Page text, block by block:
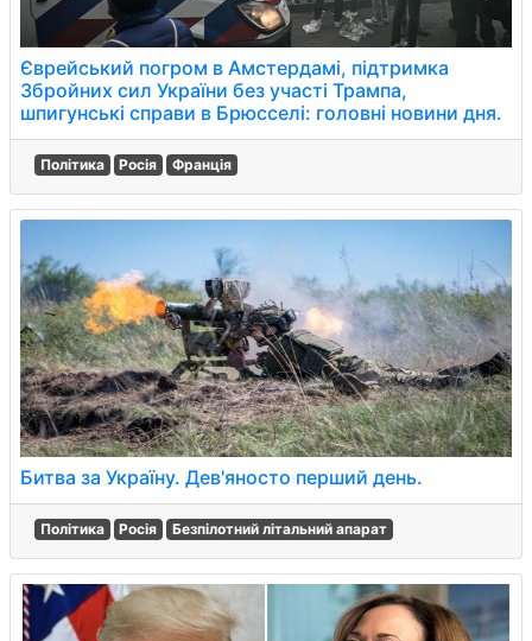
Єврейський погром в Амстердамі, підтримка
Збройних сил України без участі Трампа,
шпигунські справи в Брюсселі: головні новини дня.
Політика Росія Франція
Битва за Україну. Дев'яносто перший день.
Політика Росія Безпілотний літальний апарат